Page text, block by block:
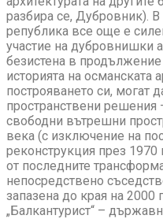
разбира се, Дубровник).
република все още е
участие на дубровнишки
безистена в
историята на османската
построяването си, могат
пространствени решения
свободни вътрешни
века (с изключение на
реконструкция през 1970
от последните
непосредствено
запазена до края на 2000
„Балкантурист“ –